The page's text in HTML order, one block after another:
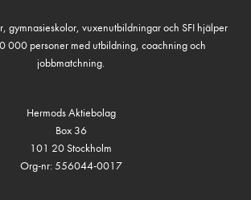
gymnasieskolor, vuxenutbildningar och SFI hjälper
000 personer med utbildning, coachning och
jobbmatchning.
Hermods Aktiebolag
Box 36
101 20 Stockholm
Org-nr: 556044-0017